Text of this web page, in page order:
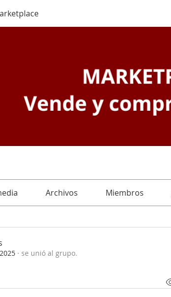
Archivos Miembros
· se unió al grupo.